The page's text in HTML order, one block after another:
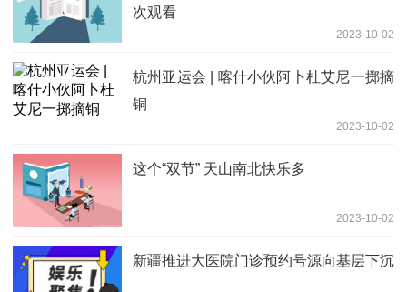
次观看
2023-10-02
杭州亚运会 | 喀什小伙阿卜杜艾尼一掷摘
铜
2023-10-02
这个“双节” 天山南北快乐多
2023-10-02
新疆推进大医院门诊预约号源向基层下沉